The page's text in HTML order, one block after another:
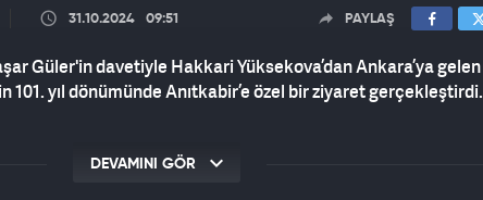
31.10.2024 09:51 PAYLAŞ
Güler'in davetiyle Hakkari Yüksekova’dan Ankara’ya gelen
101. yıl dönümünde Anıtkabir’e özel bir ziyaret gerçekleştirdi.
DEVAMINI GÖR